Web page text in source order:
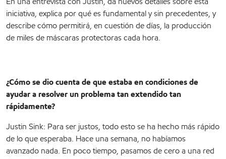
iniciativa, explica por qué es fundamental y sin precedentes, y
describe cómo permitirá, en cuestión de días, la producción
de miles de máscaras protectoras cada hora.
¿Cómo se dio cuenta de que estaba en condiciones de
ayudar a resolver un problema tan extendido tan
rápidamente?
Justin Sink: Para ser justos, todo esto se ha hecho más rápido
de lo que esperaba. Hace una semana, no habíamos
avanzado nada. En poco tiempo, pasamos de cero a una red